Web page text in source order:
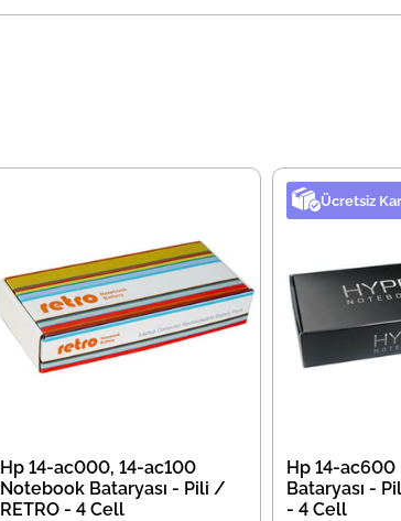
Hp 14-ac000, 14-ac100
Notebook Bataryası - Pili /
RETRO - 4 Cell
Ücretsiz
Hp 14-
Bataryası -
- 4 Cell